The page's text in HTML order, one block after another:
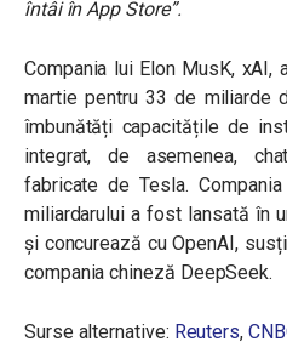
întâi în App Store”.
Compania lui Elon MusK,
martie pentru 33 de miliarde
îmbunătăți capacitățile de
integrat, de asemenea,
fabricate de Tesla.
miliardarului a fost lansată în
și concurează cu OpenAI,
compania chineză DeepSeek.
Surse alternative: Reuters,